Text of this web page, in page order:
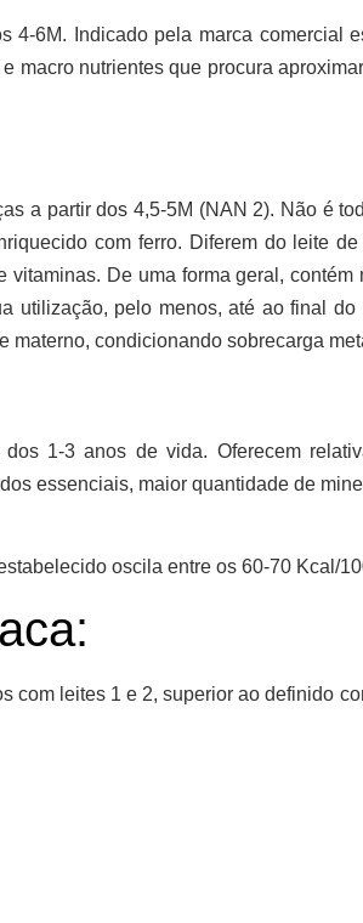
4-6M. Indicado pela marca comercial
macro nutrientes que procura
a partir dos 4,5-5M (NAN 2). Não é
com ferro. Diferem do leite
vitaminas. De uma forma geral, contém
pelo menos, até ao final do
materno, condicionando sobrecarga
1-3 anos de vida. Oferecem
essenciais, maior quantidade de
oscila entre os 60-70 Kcal/
leites 1 e 2, superior ao definido